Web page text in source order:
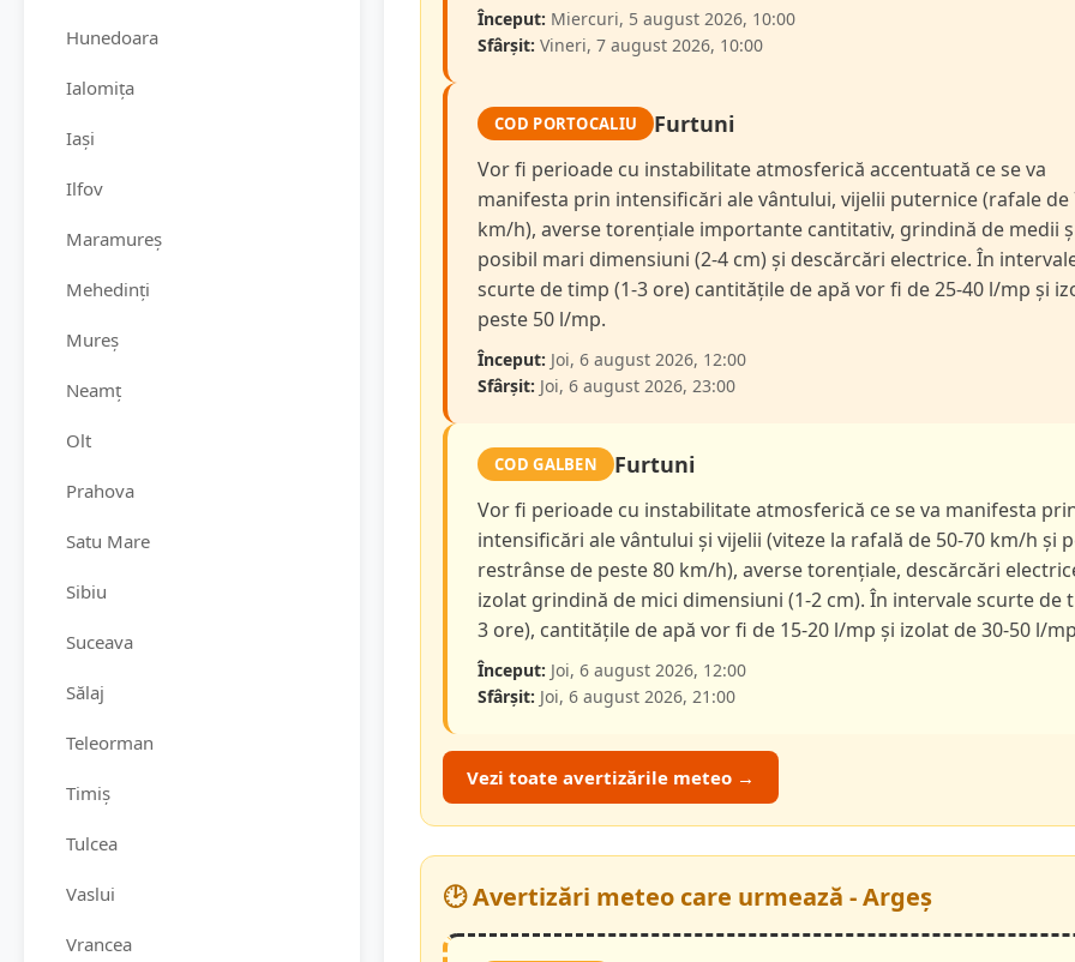
Hunedoara
Ialomița
Iași
Ilfov
Maramureș
Mehedinți
Mureș
Neamț
Olt
Prahova
Satu Mare
Sibiu
Suceava
Sălaj
Teleorman
Timiș
Tulcea
Vaslui
Vrancea
Început: Miercuri, 5 august 2026, 10:00
Sfârșit: Vineri, 7 august 2026, 10:00
COD PORTOCALIU Furtuni
Vor fi perioade cu instabilitate atmosferică accentuată ce se va
manifesta prin intensificări ale vântului, vijelii puternice (rafale de
km/h), averse torențiale importante cantitativ, grindină de medii
posibil mari dimensiuni (2-4 cm) și descărcări electrice. În
scurte de timp (1-3 ore) cantitățile de apă vor fi de 25-40 l/mp și
peste 50 l/mp.
Început: Joi, 6 august 2026, 12:00
Sfârșit: Joi, 6 august 2026, 23:00
COD GALBEN Furtuni
Vor fi perioade cu instabilitate atmosferică ce se va manifesta
intensificări ale vântului și vijelii (viteze la rafală de 50-70 km/h și
restrânse de peste 80 km/h), averse torențiale, descărcări
izolat grindină de mici dimensiuni (1-2 cm). În intervale scurte de
3 ore), cantitățile de apă vor fi de 15-20 l/mp și izolat de 30-50 l/
Început: Joi, 6 august 2026, 12:00
Sfârșit: Joi, 6 august 2026, 21:00
Vezi toate avertizările meteo →
🕑 Avertizări meteo care urmează - Argeș